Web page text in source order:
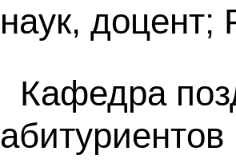
наук, доцент;
Кафедра